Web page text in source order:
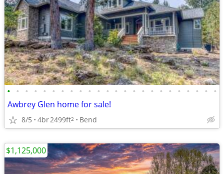
• • • • • • • • • • • • • • • • • • • • • • • •
Awbrey Glen home for sale!
8/5 4br2499ft2 Bend
$1,125,000